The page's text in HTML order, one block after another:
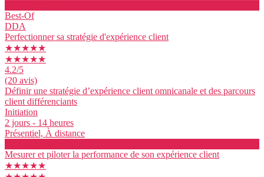
Best-Of
DDA
Perfectionner sa stratégie d'expérience client
★★★★★
★★★★★
4.2/5
(20 avis)
Définir une stratégie d’expérience client omnicanale et des parcours
client différenciants
Initiation
2 jours - 14 heures
Présentiel, À distance
Mesurer et piloter la performance de son expérience client
★★★★★